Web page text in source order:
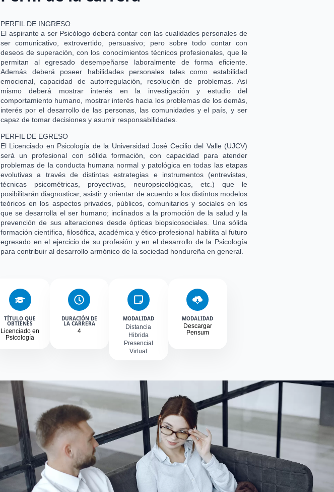
PERFIL DE INGRESO
El aspirante a ser Psicólogo deberá contar con las cualidades personales de
ser comunicativo, extrovertido, persuasivo; pero sobre todo contar con
deseos de superación, con los conocimientos técnicos profesionales, que le
permitan al egresado desempeñarse laboralmente de forma eficiente.
Además deberá poseer habilidades personales tales como estabilidad
emocional, capacidad de autorregulación, resolución de problemas. Así
mismo deberá mostrar interés en la investigación y estudio del
comportamiento humano, mostrar interés hacia los problemas de los demás,
interés por el desarrollo de las personas, las comunidades y el país, y ser
capaz de tomar decisiones y asumir responsabilidades.
PERFIL DE EGRESO
El Licenciado en Psicología de la Universidad José Cecilio del Valle (UJCV)
será un profesional con sólida formación, con capacidad para atender
problemas de la conducta humana normal y patológica en todas las etapas
evolutivas a través de distintas estrategias e instrumentos (entrevistas,
técnicas psicométricas, proyectivas, neuropsicológicas, etc.) que le
posibilitarán diagnosticar, asistir y orientar de acuerdo a los distintos modelos
teóricos en los aspectos privados, públicos, comunitarios y sociales en los
que se desarrolla el ser humano; inclinados a la promoción de la salud y la
prevención de sus alteraciones desde ópticas biopsicosociales. Una sólida
formación científica, filosófica, académica y ético-profesional habilita al futuro
egresado en el ejercicio de su profesión y en el desarrollo de la Psicología
para contribuir al desarrollo armónico de la sociedad hondureña en general.
TÍTULO QUE
OBTIENES
Licenciado en
Psicología
DURACIÓN DE
LA CARRERA
4
MODALIDAD
Distancia
Hibrida
Presencial
Virtual
MODALIDAD
Descargar
Pensum